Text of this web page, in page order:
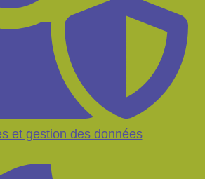
et gestion des données